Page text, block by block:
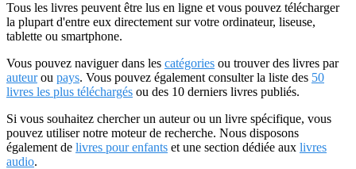
Tous les livres peuvent être lus en ligne et vous pouvez télécharger
la plupart d'entre eux directement sur votre ordinateur, liseuse,
tablette ou smartphone.
Vous pouvez naviguer dans les catégories ou trouver des livres par
auteurou pays. Vous pouvez également consulter la liste des 50
livres les plus téléchargés ou des 10 derniers livres publiés.
Si vous souhaitez chercher un auteur ou un livre spécifique, vous
pouvez utiliser notre moteur de recherche. Nous disposons
également de livres pour enfants et une section dédiée aux livres
audio.